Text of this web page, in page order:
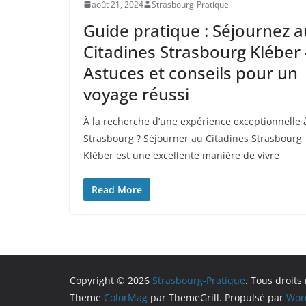
août 21, 2024 Strasbourg-Pratique
Guide pratique : Séjournez
Citadines Strasbourg Kléber
Astuces et conseils pour un
voyage réussi
À la recherche d’une expérience exceptionnelle
Strasbourg ? Séjourner au Citadines Strasbourg
Kléber est une excellente manière de vivre
Read More
Copyright © 2026 Strasbourg-Pratique. Tous droits
Theme ColorMag par ThemeGrill. Propulsé par